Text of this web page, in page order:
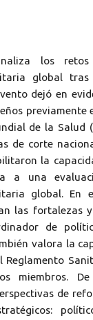
los
global
dejó en
previamente
de la Salud
de corte
la
a una
global. En
las fortalezas
de
valora la
Reglamento
miembros.
de